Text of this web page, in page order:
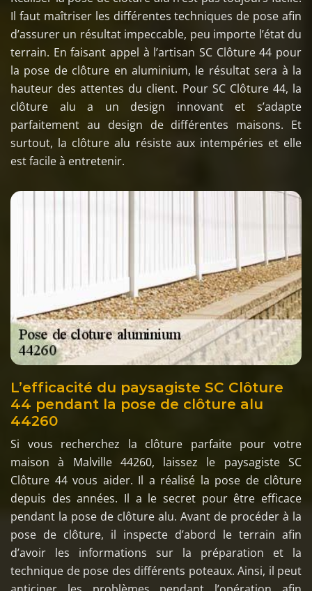
Il faut maîtriser les différentes techniques de pose afin
d’assurer un résultat impeccable, peu importe l’état du
terrain. En faisant appel à l’artisan SC Clôture 44 pour
la pose de clôture en aluminium, le résultat sera à la
hauteur des attentes du client. Pour SC Clôture 44, la
clôture alu a un design innovant et s’adapte
parfaitement au design de différentes maisons. Et
surtout, la clôture alu résiste aux intempéries et elle
est facile à entretenir.
L’efficacité du paysagiste SC Clôture
44 pendant la pose de clôture alu
44260
Si vous recherchez la clôture parfaite pour votre
maison à Malville 44260, laissez le paysagiste SC
Clôture 44 vous aider. Il a réalisé la pose de clôture
depuis des années. Il a le secret pour être efficace
pendant la pose de clôture alu. Avant de procéder à la
pose de clôture, il inspecte d’abord le terrain afin
d’avoir les informations sur la préparation et la
technique de pose des différents poteaux. Ainsi, il peut